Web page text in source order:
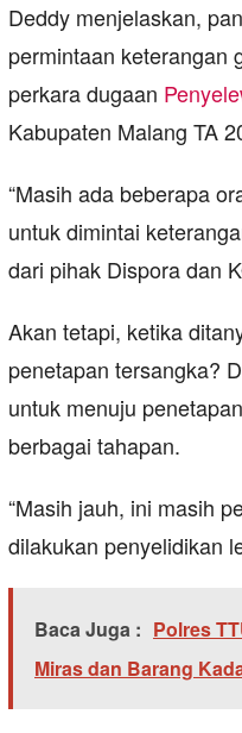
Deddy menjelaskan,
permintaan keterangan
perkara dugaan
Kabupaten Malang TA
“Masih ada beberapa
untuk dimintai
dari pihak Dispora dan
Akan tetapi, ketika
penetapan tersangka?
untuk menuju
berbagai tahapan.
“Masih jauh, ini masih
dilakukan penyelidikan
Baca Juga : Polres
Miras dan Barang